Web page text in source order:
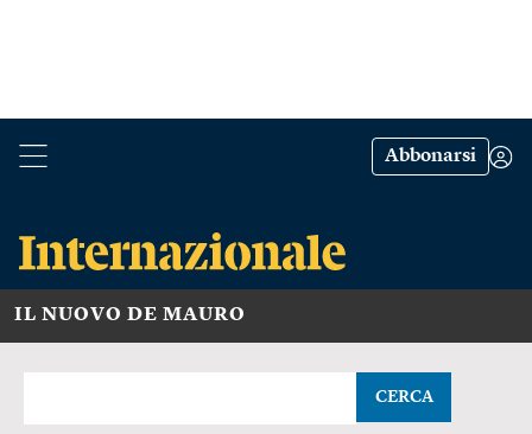
Abbonarsi
IL NUOVO DE MAURO
CERCA